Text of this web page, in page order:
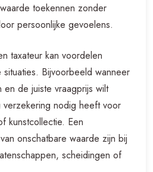
toekennen zonder
persoonlijke gevoelens.
taxateur kan voordelen
Bijvoorbeeld wanneer
en de juiste vraagprijs wilt
nodig heeft voor
kunstcollectie. Een
onschatbare waarde zijn bij
scheidingen of